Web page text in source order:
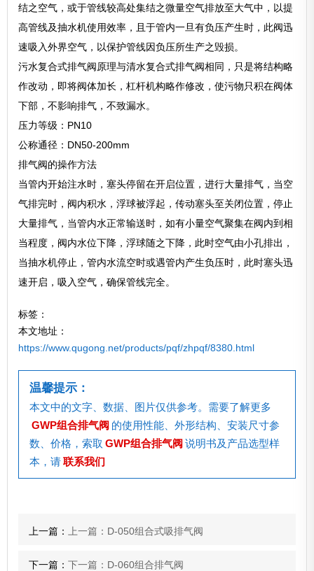
结之空气，或于管线较高处集结之微量空气排放至大气中，以提
高管线及抽水机使用效率，且于管内一旦有负压产生时，此阀迅
速吸入外界空气，以保护管线因负压所生产之毁损。
污水复合式排气阀原理与清水复合式排气阀相同，只是将结构略
作改动，即将阀体加长，杠杆机构略作修改，使污物只积在阀体
下部，不影响排气，不致漏水。
压力等级：PN10
公称通径：DN50-200mm
排气阀的操作方法
当管内开始注水时，塞头停留在开启位置，进行大量排气，当空
气排完时，阀内积水，浮球被浮起，传动塞头至关闭位置，停止
大量排气，当管内水正常输送时，如有小量空气聚集在阀内到相
当程度，阀内水位下降，浮球随之下降，此时空气由小孔排出，
当抽水机停止，管内水流空时或遇管内产生负压时，此时塞头迅
速开启，吸入空气，确保管线完全。
标签：
本文地址：
https://www.qugong.net/products/pqf/zhpqf/8380.html
温馨提示：
本文中的文字、数据、图片仅供参考。需要了解更多
GWP组合排气阀 的使用性能、外形结构、安装尺寸参
数、价格，索取 GWP组合排气阀 说明书及产品选型样
本，请联系我们
上一篇： 上一篇：D-050组合式吸排气阀
下一篇：下一篇：D-060组合排气阀